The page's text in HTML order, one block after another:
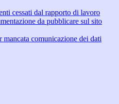
cessati dal rapporto di lavoro
da pubblicare sul sito
mancata comunicazione dei dati